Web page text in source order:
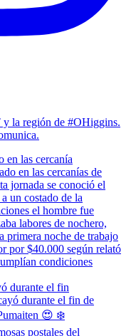
la región de #OHiggins.
las cercanía
durante el fin
postales del